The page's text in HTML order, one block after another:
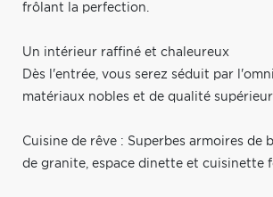
frôlant la perfection.
Un intérieur raffiné et chaleureux
Dès l'entrée, vous serez séduit par
matériaux nobles et de qualité
Cuisine de rêve : Superbes armoires de
de granite, espace dinette et cuisinette